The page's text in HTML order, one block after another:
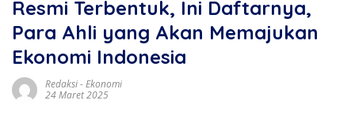
Resmi Terbentuk, Ini Daftarnya,
Para Ahli yang Akan Memajukan
Ekonomi Indonesia
Redaksi-Ekonomi
24 Maret 2025